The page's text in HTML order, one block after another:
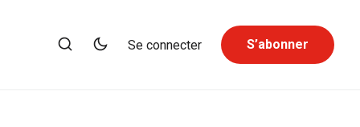
Se connecter S’abonner